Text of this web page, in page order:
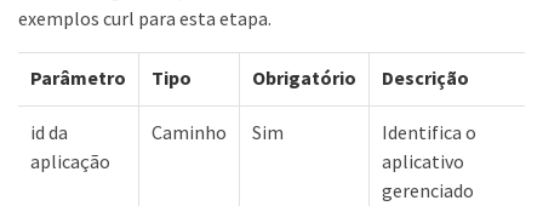
exemplos curl para esta etapa.
Parâmetro Tipo Obrigatório Descrição
id da
aplicação
Caminho Sim
Identifica o
aplicativo
gerenciado